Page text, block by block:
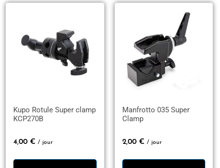
Kupo Rotule Super clamp
KCP270B
4,00 € / jour
Manfrotto 035 Super
Clamp
2,00 € / jour